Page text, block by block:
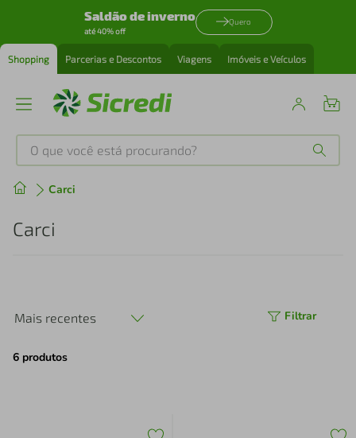
Saldão de inverno
até 40% off
Quero
Shopping Parcerias e Descontos Viagens Imóveis e Veículos
O que você está procurando?
Carci
Carci
Mais recentes Filtrar
6 produtos
Produtos mais buscados
perfume
4º air fryer